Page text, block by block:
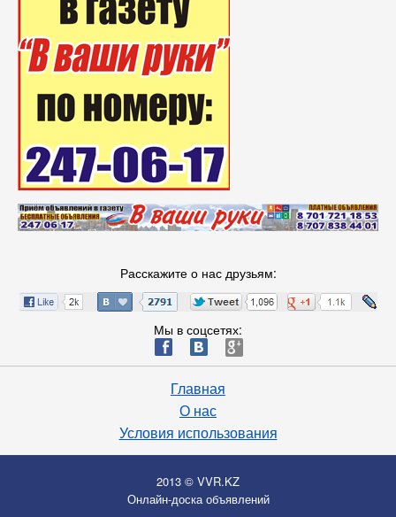
Расскажите о нас друзьям:
Мы в соцсетях:
ä æ è
Главная
О нас
Условия использования
2013 © VVR.KZ
Онлайн-доска объявлений